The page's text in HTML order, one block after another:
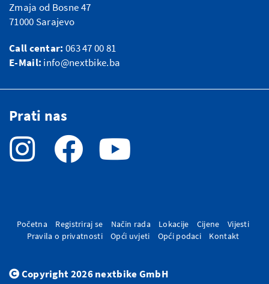
Zmaja od Bosne 47
71000 Sarajevo
Call centar: 063 47 00 81
E-Mail: info@nextbike.ba
Prati nas
Početna Registriraj se Način rada Lokacije Cijene
Vijesti
Pravila o privatnosti
Opći uvjeti Opći podaci Kontakt
Copyright 2026 nextbike GmbH